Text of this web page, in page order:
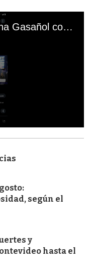
El mal momento de Yanina Gasañol con un hincha argentino en "Subrayado"
según el
y
hasta el